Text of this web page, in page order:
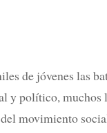
de jóvenes las
y político, muchos
movimiento